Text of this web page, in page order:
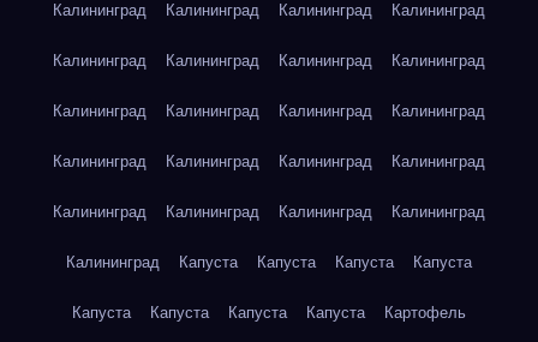
Калининград Калининград Калининград Калининград
Калининград Калининград Калининград Калининград
Калининград Калининград Калининград Калининград
Калининград Калининград Калининград Калининград
Калининград Калининград Калининград Калининград
Калининград Капуста Капуста Капуста Капуста
Капуста Капуста Капуста Капуста Картофель